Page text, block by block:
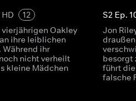
HD
12
Oakley
ihre leiblichen
Während ihr
nicht verheilt
kleine Mädchen
S2 Ep.
Jon
besorgt
führt
falsche